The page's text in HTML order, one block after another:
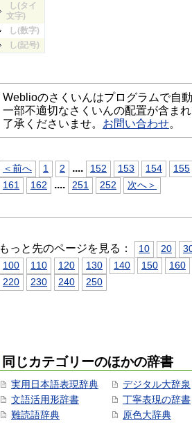
し(タイ
文字)
し(数字)
し(記号)
Weblioのさくいんはプログラムで自
一部不適切なさくいんの配置が含ま
了承くださいませ。 お問い合わせ。
＜前へ 1 2 .... 152 153 154
155
161
162 .... 251 252 次へ＞
もっと先のページを見る： 10 20
100
110 120 130 140 150
160
220
230 240 250
同じカテゴリーのほかの辞書
実用日本語表現辞典
文語活用形辞書
難読語辞典
デジタル大辞泉
丁寧表現の辞書
原色大辞典